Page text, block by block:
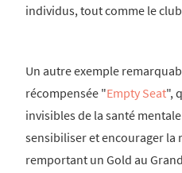
individus, tout comme le
Un autre exemple
récompensée "Empty Seat",
invisibles de la santé
sensibiliser et encourager la
remportant un Gold au